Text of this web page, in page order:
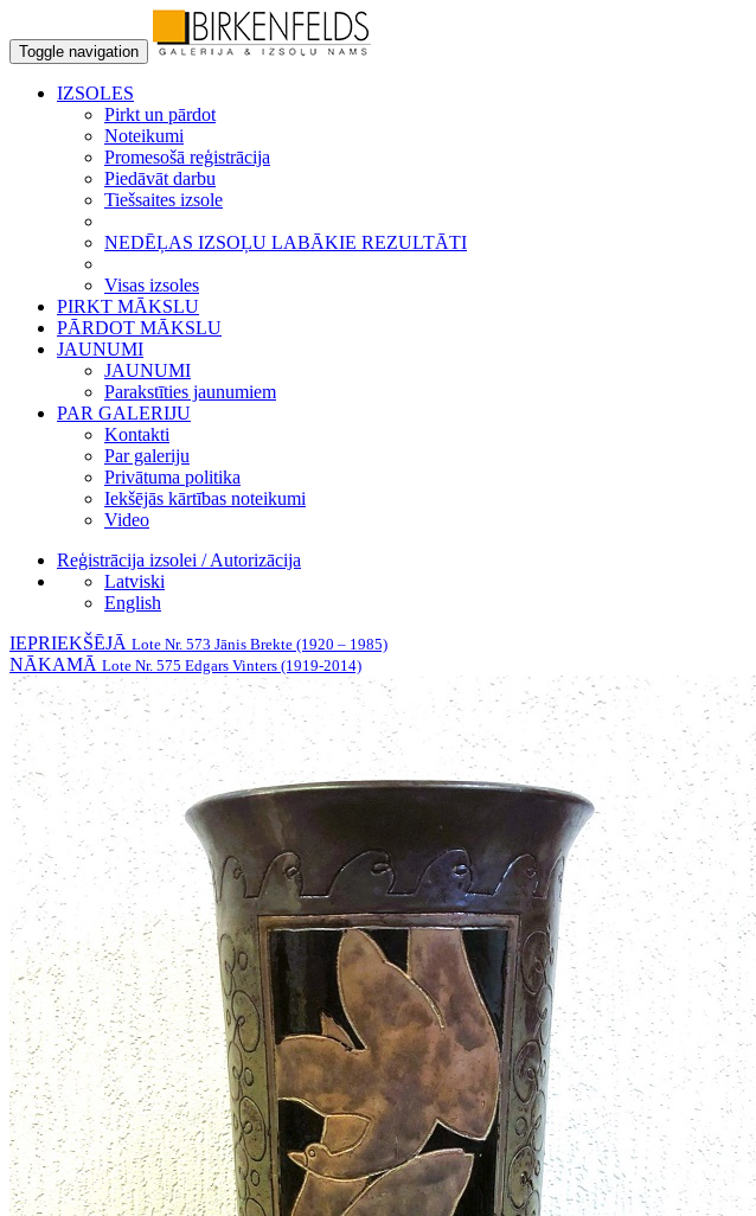
Toggle navigation
IZSOLES
Pirkt un pārdot
Noteikumi
Promesošā reģistrācija
Piedāvāt darbu
Tiešsaites izsole
NEDĒĻAS IZSOĻU LABĀKIE REZULTĀTI
Visas izsoles
PIRKT MĀKSLU
PĀRDOT MĀKSLU
JAUNUMI
JAUNUMI
Parakstīties jaunumiem
PAR GALERIJU
Kontakti
Par galeriju
Privātuma politika
Iekšējās kārtības noteikumi
Video
Reģistrācija izsolei / Autorizācija
Latviski
English
IEPRIEKŠĒJĀ Lote Nr. 573 Jānis Brekte (1920 – 1985)
NĀKAMĀ Lote Nr. 575 Edgars Vinters (1919-2014)